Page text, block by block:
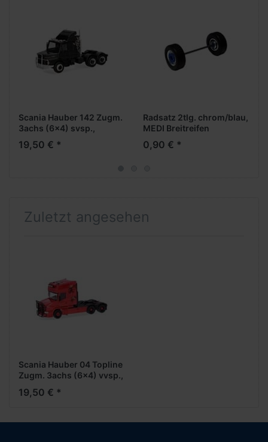
Scania Hauber 142 Zugm.
3achs (6x4) svsp.,
schwarz (mit diversen
Chromteilen) "Greif"
19,50 € *
Radsatz 2tlg. chrom/blau,
MEDI Breitreifen
(Vorderachse /
Aufliegerachse)
0,90 € *
Zuletzt angesehen
Scania Hauber 04 Topline
Zugm. 3achs (6x4) vvsp.,
19,50 € *